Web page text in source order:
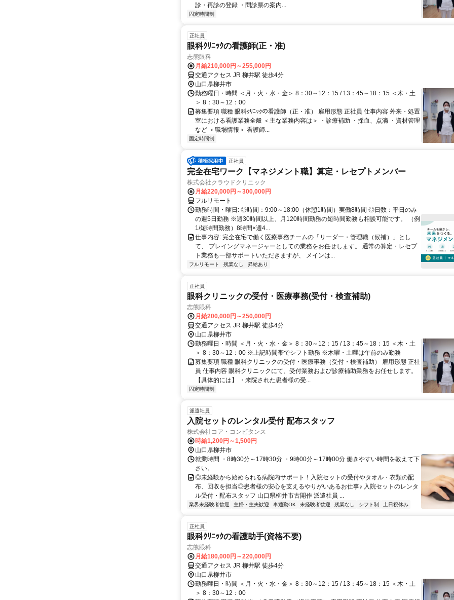
診・再診の登録 ・問診票の案内...
固定時間制
正社員
眼科ｸﾘﾆｯｸの看護師(正・准)
志熊眼科
月給210,000円～255,000円
交通アクセス JR 柳井駅 徒歩4分
山口県柳井市
勤務曜日・時間 ＜月・火・水・金＞ 8：30～12：15 / 13：45～18：15 ＜木・土
＞ 8：30～12：00
募集要項 職種 眼科ｸﾘﾆｯｸの看護師（正・准） 雇用形態 正社員 仕事内容 外来・処置
室における看護業務全般 ＜主な業務内容は＞ ・診療補助 ・採血、点滴 ・資材管理
など ＜職場情報＞ 看護師...
固定時間制
正社員
完全在宅ワーク【マネジメント職】算定・レセプトメンバー
株式会社クラウドクリニック
月給220,000円～300,000円
フルリモート
勤務時間・曜日: ◎時間：9:00～18:00（休憩1時間）実働8時間 ◎日数：平日のみ
の週5日勤務 ※週30時間以上、月120時間勤務の短時間勤務も相談可能です。 （例
1/短時間勤務）8時間×週4...
仕事内容: 完全在宅で働く医療事務チームの「リーダー・管理職（候補）」とし
て、 プレイングマネージャーとしての業務をお任せします。 通常の算定・レセプ
ト業務も一部サポートいただきますが、 メインは...
フルリモート 残業なし 昇給あり
正社員
眼科クリニックの受付・医療事務(受付・検査補助)
志熊眼科
月給200,000円～250,000円
交通アクセス JR 柳井駅 徒歩4分
山口県柳井市
勤務曜日・時間 ＜月・火・水・金＞ 8：30～12：15 / 13：45～18：15 ＜木・土
＞ 8：30～12：00 ※上記時間帯でシフト勤務 ※木曜・土曜は午前のみ勤務
募集要項 職種 眼科クリニックの受付・医療事務（受付・検査補助） 雇用形態 正社
員 仕事内容 眼科クリニックにて、受付業務および診療補助業務をお任せします。
【具体的には】 ・来院された患者様の受...
固定時間制
派遣社員
入院セットのレンタル受付 配布スタッフ
株式会社コア・コンピタンス
時給1,200円～1,500円
山口県柳井市
就業時間 ・8時30分～17時30分 ・9時00分～17時00分 働きやすい時間を教えて下
さい。
◎未経験から始められる病院内サポート！入院セットの受付やタオル・衣類の配
布、回収を担当◎患者様の安心を支えるやりがいあるお仕事♪ 入院セットのレンタ
ル受付・配布スタッフ 山口県柳井市古開作 派遣社員 ...
業界未経験者歓迎 主婦・主夫歓迎 車通勤OK 未経験者歓迎 残業なし シフト制 土日祝休み
正社員
眼科ｸﾘﾆｯｸの看護助手(資格不要)
志熊眼科
月給180,000円～220,000円
交通アクセス JR 柳井駅 徒歩4分
山口県柳井市
勤務曜日・時間 ＜月・火・水・金＞ 8：30～12：15 / 13：45～18：15 ＜木・土
＞ 8：30～12：00